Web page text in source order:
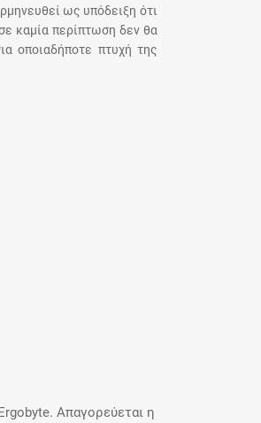
ως υπόδειξη ότι
καμία περίπτωση δεν θα
οποιαδήποτε πτυχή της
Απαγορεύεται η